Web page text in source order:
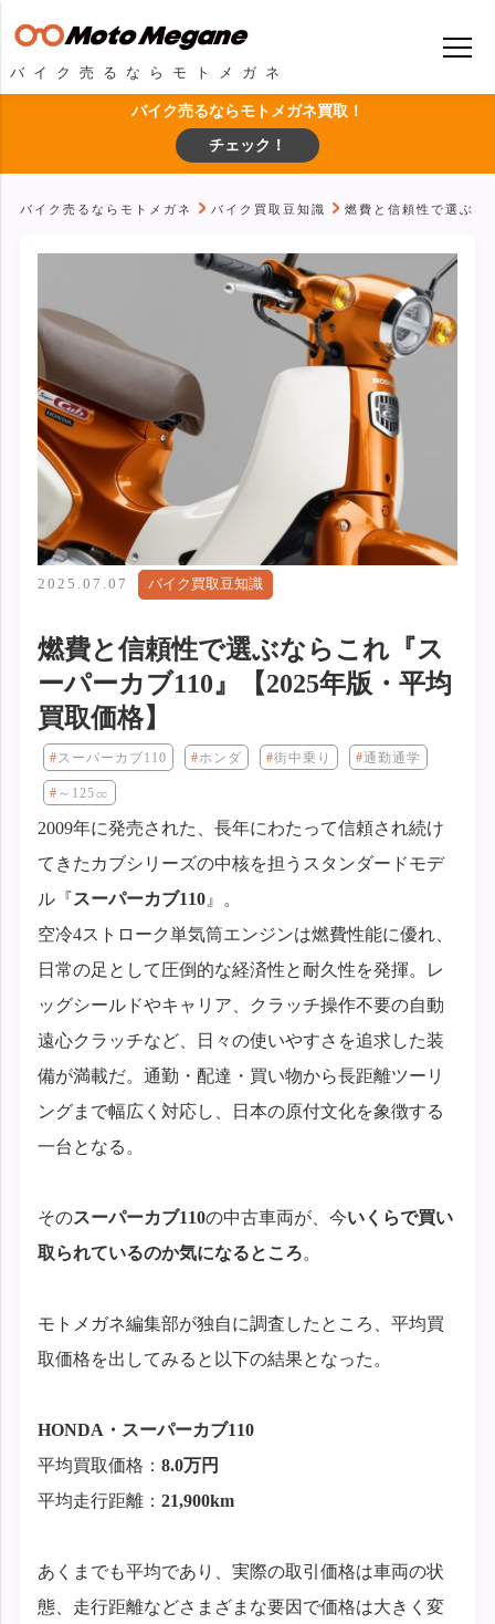
バイク売るならモトメガネ
バイク売るならモトメガネ買取！
チェック！
バイク売るならモトメガネ バイク買取豆知識 燃費と信頼性で選ぶ
2025.07.07 バイク買取豆知識
燃費と信頼性で選ぶならこれ『ス
ーパーカブ110』【2025年版・平均
買取価格】
スーパーカブ110 ホンダ 街中乗り 通勤通学
～125㏄
2009年に発売された、長年にわたって信頼され続け
てきたカブシリーズの中核を担うスタンダードモデ
ル『スーパーカブ110 』。
空冷4ストローク単気筒エンジンは燃費性能に優れ、
日常の足として圧倒的な経済性と耐久性を発揮。レ
ッグシールドやキャリア、クラッチ操作不要の自動
遠心クラッチなど、日々の使いやすさを追求した装
備が満載だ。通勤・配達・買い物から長距離ツーリ
ングまで幅広く対応し、日本の原付文化を象徴する
一台となる。
そのスーパーカブ110の中古車両が、今いくらで買い
取られているのか気になるところ。
モトメガネ編集部が独自に調査したところ、平均買
取価格を出してみると以下の結果となった。
HONDA ・ スーパーカブ110
平均買取価格：8.0万円
平均走行距離：21,900km
あくまでも平均であり、実際の取引価格は車両の状
態、走行距離などさまざまな要因で価格は大きく変